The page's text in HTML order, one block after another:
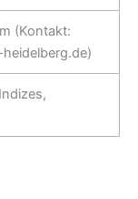
(Kontakt: